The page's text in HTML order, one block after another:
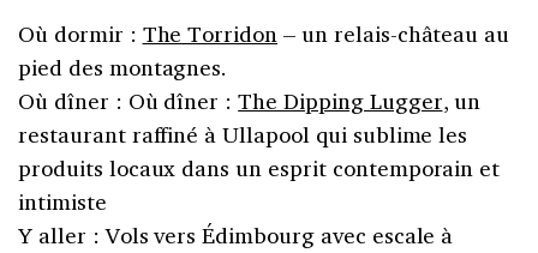
Où dormir : The Torridon – un relais-château au
pied des montagnes.
Où dîner : Où dîner :The Dipping Lugger, un
restaurant raffiné à Ullapool qui sublime les
produits locaux dans un esprit contemporain et
intimiste
Y aller : Vols vers Édimbourg avec escale à